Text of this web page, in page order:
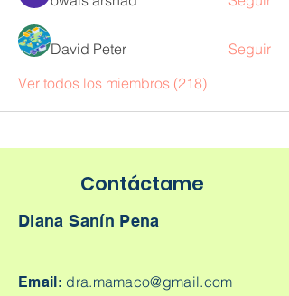
David Peter
Seguir
Ver todos los miembros (218)
Contáctame
Diana Sanín Pena
Email: dra.mamaco@gmail.com